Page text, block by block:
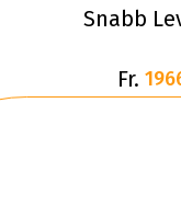
Snabb
Fr.